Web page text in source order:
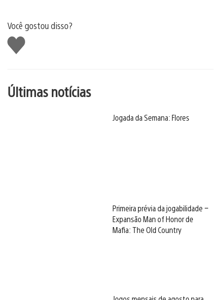
Você gostou disso?
Curtir
Últimas notícias
Jogada da Semana: Flores
Primeira prévia da jogabilidade –
Expansão Man of Honor de
Mafia: The Old Country